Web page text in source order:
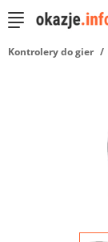
Kontrolery do gier